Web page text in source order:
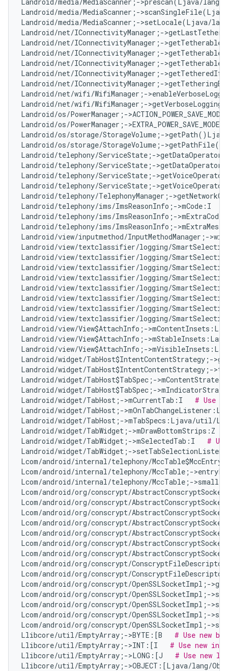
Landroid/media/MediaScanner;-
Landroid/media/MediaScanner;-
Landroid/net/IConnectivityManager;-
Landroid/net/IConnectivityManager;-
Landroid/net/IConnectivityManager;-
Landroid/net/IConnectivityManager;-
Landroid/net/IConnectivityManager;-
Landroid/net/IConnectivityManager;-
Landroid/net/wifi/WifiManager;-
Landroid/net/wifi/WifiManager;-
Landroid/os/PowerManager;-
Landroid/os/PowerManager;-
Landroid/os/storage/StorageVolume;-
Landroid/os/storage/StorageVolume;-
Landroid/telephony/ServiceState;-
Landroid/telephony/ServiceState;-
Landroid/telephony/ServiceState;-
Landroid/telephony/ServiceState;-
Landroid/telephony/TelephonyManager;-
Landroid/telephony/ims/ImsReasonInfo;->mCode:I
Landroid/telephony/ims/ImsReasonInfo;-
Landroid/telephony/ims/ImsReasonInfo;-
Landroid/view/inputmethod/InputMethodManager;-
Landroid/view/textclassifier/logging/
Landroid/view/textclassifier/logging/
Landroid/view/textclassifier/logging/
Landroid/view/textclassifier/logging/
Landroid/view/textclassifier/logging/
Landroid/view/textclassifier/logging/
Landroid/view/textclassifier/logging/
Landroid/view/textclassifier/logging/
Landroid/view/View$AttachInfo;-
Landroid/view/View$AttachInfo;-
Landroid/view/View$AttachInfo;-
Landroid/widget/TabHost$IntentContentStrategy;-
Landroid/widget/TabHost$IntentContentStrategy;-
Landroid/widget/TabHost$TabSpec;-
Landroid/widget/TabHost$TabSpec;-
Landroid/widget/TabHost;->mCurrentTab:I # Use
Landroid/widget/TabHost;-
Landroid/widget/TabHost;->mTabSpecs:Ljava/
Landroid/widget/TabWidget;->mDrawBottomStrips:Z
Landroid/widget/TabWidget;->mSelectedTab:I #
Landroid/widget/TabWidget;-
Lcom/android/internal/telephony/
Lcom/android/internal/telephony/MccTable;-
Lcom/android/internal/telephony/MccTable;-
Lcom/android/org/conscrypt/
Lcom/android/org/conscrypt/
Lcom/android/org/conscrypt/
Lcom/android/org/conscrypt/
Lcom/android/org/conscrypt/
Lcom/android/org/conscrypt/
Lcom/android/org/conscrypt/
Lcom/android/org/conscrypt/
Lcom/android/org/conscrypt/
Lcom/android/org/conscrypt/OpenSSLSocketImpl;-
Lcom/android/org/conscrypt/OpenSSLSocketImpl;-
Lcom/android/org/conscrypt/
Lcom/android/org/conscrypt/OpenSSLSocketImpl;-
Lcom/android/org/conscrypt/OpenSSLSocketImpl;-
Llibcore/util/EmptyArray;->BYTE:[B # Use new
Llibcore/util/EmptyArray;->INT:[I # Use new
Llibcore/util/EmptyArray;->LONG:[J # Use new
Llibcore/util/EmptyArray;->OBJECT:[Ljava/lang/